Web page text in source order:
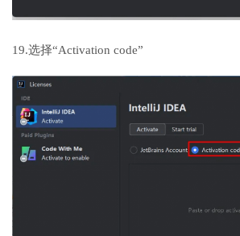
19.选择“Activation code”